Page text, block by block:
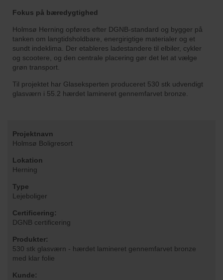
Fokus på bæredygtighed
Holmsø Herning opføres efter DGNB-standard og bygger på
tanken om langtidsholdbare, energirigtige materialer og et
sundt indeklima. Der etableres ladestandere til elbiler, cykler
og scootere, og den centrale placering gør det let at vælge
grøn transport.
​Til projektet har Glaseksperten produceret 530 stk udvendigt
glasværn i 55.2 hærdet lamineret gennemfarvet bronze.
Projektnavn
Holmsø Boligresort
Lokation
Herning
Type
Lejeboliger
Certificering:
DGNB certificering
Produkter:
530 stk glasværn - hærdet lamineret gennemfarvet bronze
med klar folie
Kunde: